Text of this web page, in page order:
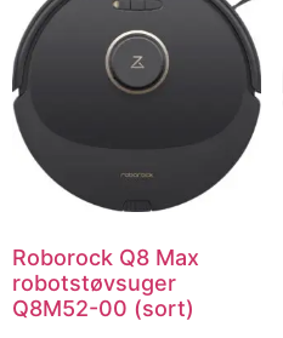
Roborock Q8 Max
robotstøvsuger
Q8M52-00 (sort)